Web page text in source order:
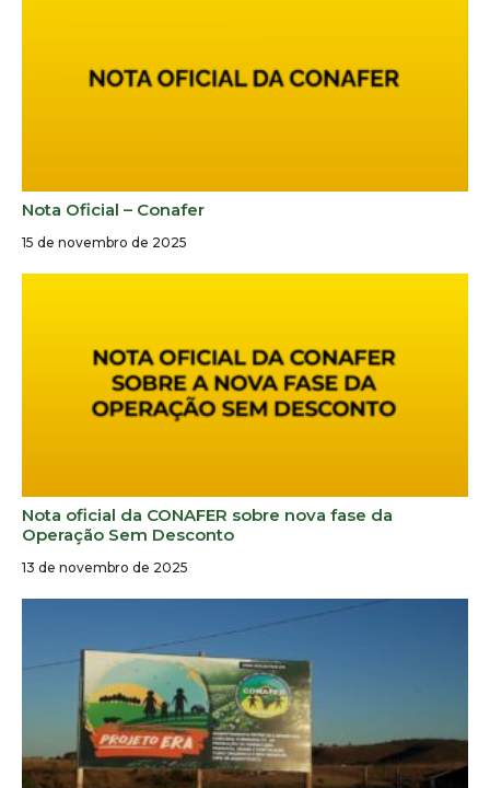
Nota Oficial – Conafer
15 de novembro de 2025
Nota oficial da CONAFER sobre nova fase da
Operação Sem Desconto
13 de novembro de 2025